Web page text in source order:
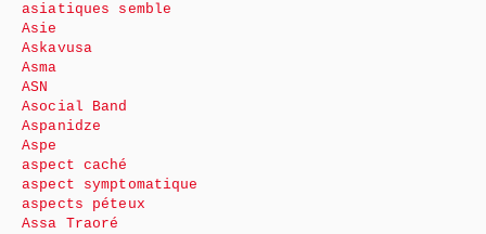
asiatiques semble
Asie
Askavusa
Asma
ASN
Asocial Band
Aspanidze
Aspe
aspect caché
aspect symptomatique
aspects péteux
Assa Traoré